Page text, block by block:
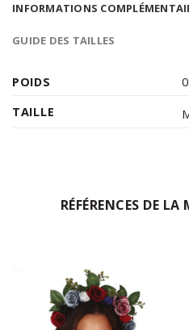
INFORMATIONS
GUIDE DES TAILLES
POIDS
TAILLE
RÉFÉRENCES DE